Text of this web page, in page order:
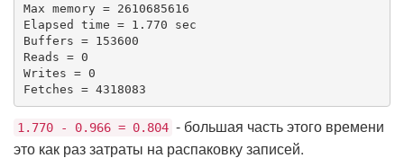
Max memory = 2610685616
Elapsed time = 1.770 sec
Buffers = 153600
Reads = 0
Writes = 0
Fetches = 4318083
1.770 - 0.966 = 0.804 - большая часть этого времени
это как раз затраты на распаковку записей.